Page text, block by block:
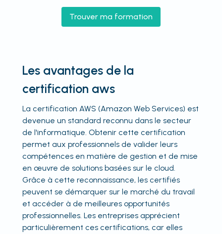
Trouver ma formation
Les avantages de la
certification aws
La certification AWS (Amazon Web Services) est
devenue un standard reconnu dans le secteur
de l'informatique. Obtenir cette certification
permet aux professionnels de valider leurs
compétences en matière de gestion et de mise
en œuvre de solutions basées sur le cloud.
Grâce à cette reconnaissance, les certifiés
peuvent se démarquer sur le marché du travail
et accéder à de meilleures opportunités
professionnelles. Les entreprises apprécient
particulièrement ces certifications, car elles